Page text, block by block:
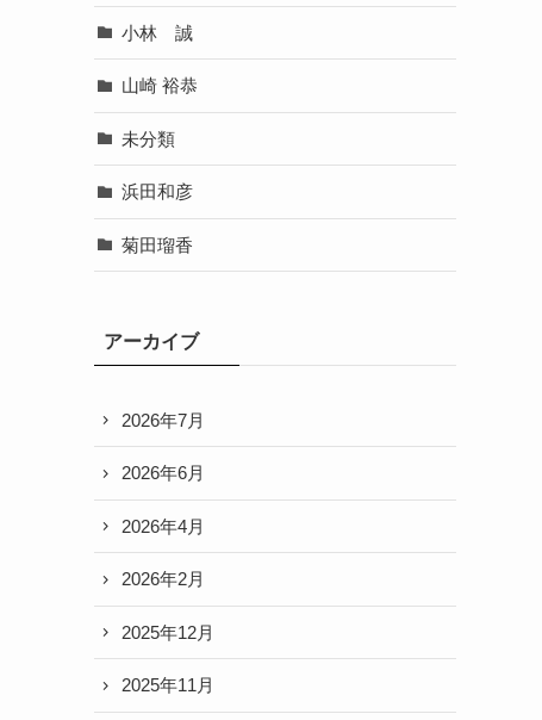
小林 誠
山崎 裕恭
未分類
浜田和彦
菊田瑠香
アーカイブ
2026年7月
2026年6月
2026年4月
2026年2月
2025年12月
2025年11月